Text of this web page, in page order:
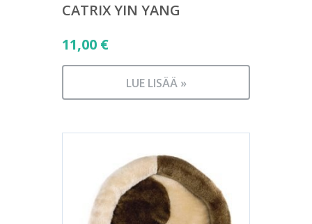
CATRIX YIN YANG
11,00 €
LUE LISÄÄ »